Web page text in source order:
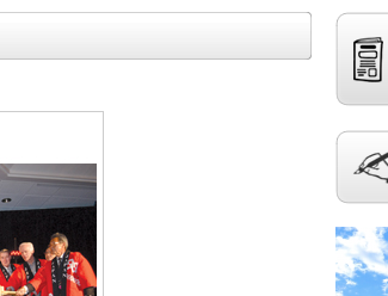
更新、求人、クラシファイドは